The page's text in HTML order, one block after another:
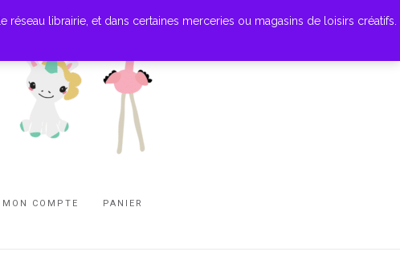
MON COMPTE PANIER
librairie, et dans certaines merceries ou magasins de loisirs créatifs.